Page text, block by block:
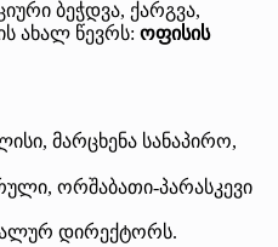
ბეჭდვა, ქარგვა,
ახალ წევრს: ოფისის
მარცხენა სანაპირო,
ორშაბათი-პარასკევი
დირექტორს.